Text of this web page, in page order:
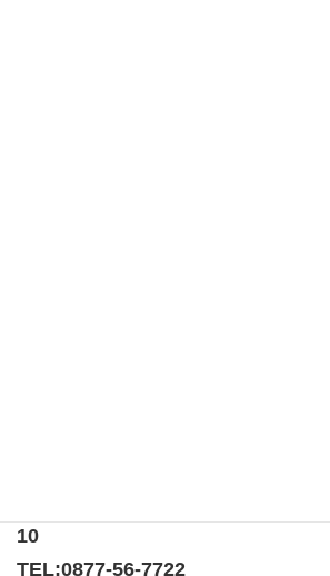
10
TEL:0877-56-7722